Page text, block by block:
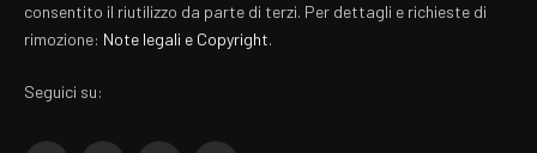
consentito il riutilizzo da parte di terzi. Per dettagli e richieste di
rimozione: Note legali e Copyright.
Seguici su: